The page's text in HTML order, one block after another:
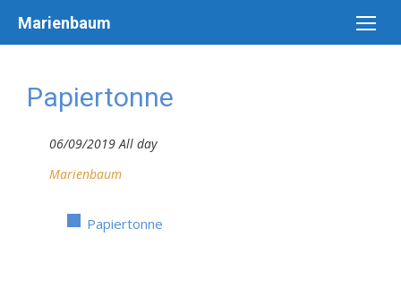
Marienbaum
Papiertonne
06/09/2019 All day
Marienbaum
Papiertonne